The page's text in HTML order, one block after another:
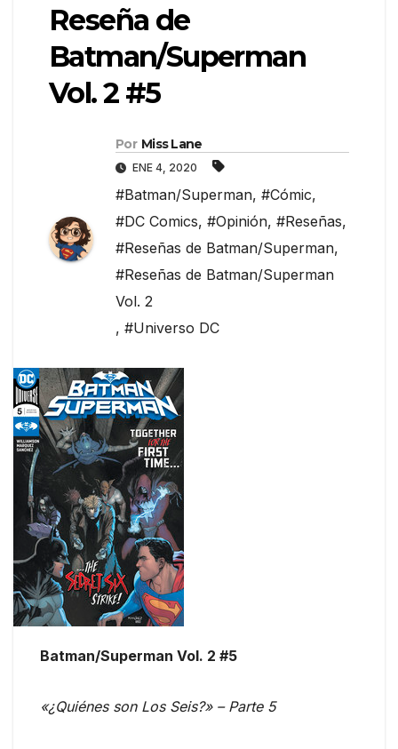
Reseña de
Batman/Superman
Vol. 2 #5
Por Miss Lane
ENE 4, 2020
#Batman/Superman, #Cómic,
#DC Comics, #Opinión, #Reseñas,
#Reseñas de Batman/Superman,
#Reseñas de Batman/Superman
Vol. 2
, #Universo DC
Batman/Superman Vol. 2 #5
«¿Quiénes son Los Seis?» – Parte 5